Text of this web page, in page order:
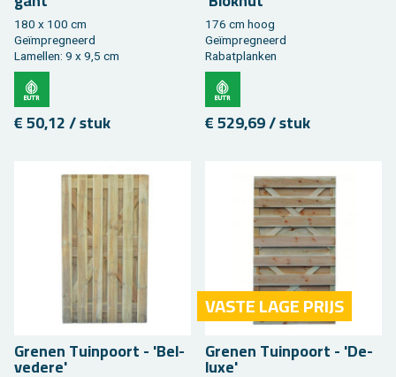
180 x 100 cm
Geïmpreg­neerd
La­mel­len: 9 x 9,5 cm
€ 50,12 / stuk
176 cm hoog
Geïmpreg­neerd
Ra­bat­plan­ken
€ 529,69 / stuk
Gre­nen Tuin­poort - 'Bel­
ve­de­re'
VASTE LAGE PRIJS
Gre­nen Tuin­poort - 'De­
luxe'